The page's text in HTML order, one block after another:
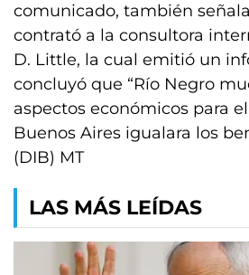
comunicado, también
contrató a la consultora
D. Little, la cual emitió un
concluyó que “Río Negro
aspectos económicos para
Buenos Aires igualara los
(DIB) MT
LAS MÁS LEÍDAS